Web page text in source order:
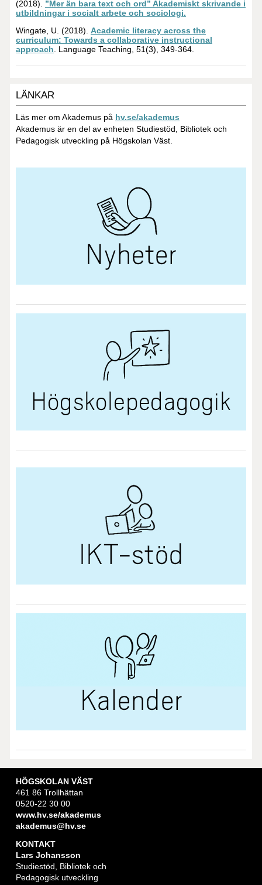
(2018). ”Mer än bara text och ord” Akademiskt skrivande i
utbildningar i socialt arbete och sociologi.
Wingate, U. (2018). Academic literacy across the
curriculum: Towards a collaborative instructional
approach . Language Teaching, 51(3), 349-364.
LÄNKAR
Läs mer om Akademus på hv.se/akademus
Akademus är en del av enheten Studiestöd, Bibliotek och
Pedagogisk utveckling på Högskolan Väst.
HÖGSKOLAN VÄST
461 86 Trollhättan
0520-22 30 00
www.hv.se/akademus
akademus@hv.se
KONTAKT
Lars Johansson
Studiestöd, Bibliotek och
Pedagogisk utveckling